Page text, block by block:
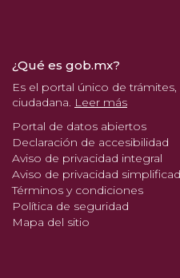
¿Qué es gob.mx?
Es el portal único de
ciudadana. Leer más
Portal de datos abiertos
Declaración de accesibilidad
Aviso de privacidad integral
Aviso de privacidad
Términos y condiciones
Política de seguridad
Mapa del sitio